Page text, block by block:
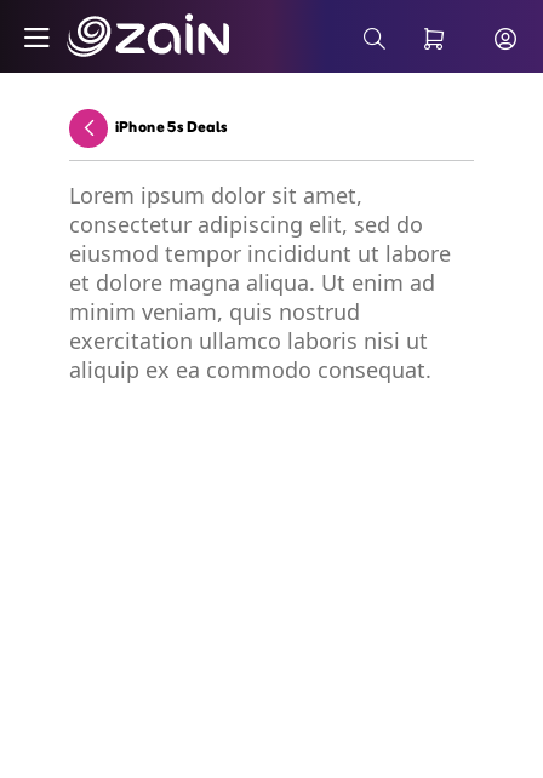
Skip to Main Content
Back
iPhone 5s Deals
Lorem ipsum dolor sit amet,
consectetur adipiscing elit, sed do
eiusmod tempor incididunt ut labore
et dolore magna aliqua. Ut enim ad
minim veniam, quis nostrud
exercitation ullamco laboris nisi ut
aliquip ex ea commodo consequat.